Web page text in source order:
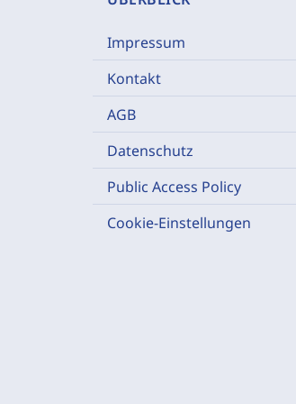
Impressum
Kontakt
AGB
Datenschutz
Public Access Policy
Cookie-Einstellungen